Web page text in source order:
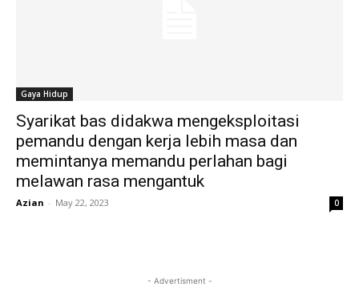
Gaya Hidup
Syarikat bas didakwa mengeksploitasi
pemandu dengan kerja lebih masa dan
memintanya memandu perlahan bagi
melawan rasa mengantuk
Azian - May 22, 2023 0
- Advertisment -